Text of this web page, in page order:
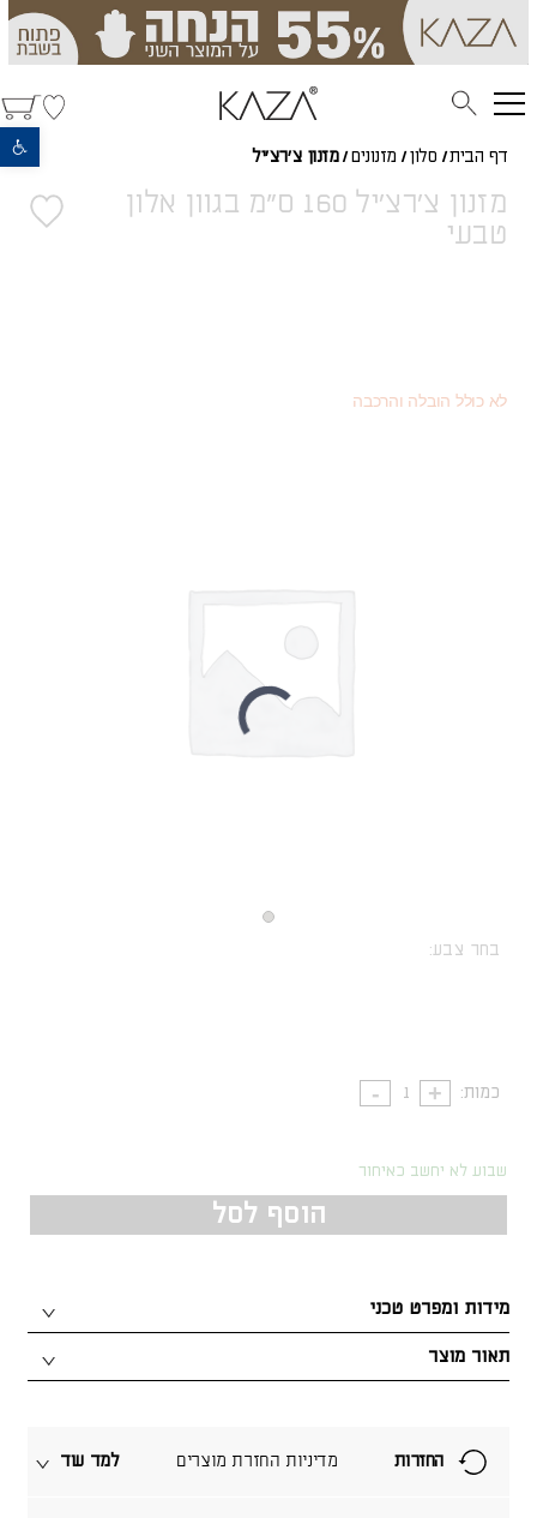
פתח סרגל נגישות
דף הבית/ סלון / מזנונים/ מזנון צ'רצ'יל
מזנון צ'רצ'יל 160 ס"מ בגוון אלון
טבעי
לא כולל הובלה והרכבה
בחר צבע:
כמות:
שבוע לא יחשב כאיחור
הוסף לסל
תאור מוצר
מידות ומפרט טכני
החזרות מדיניות החזרת מוצרים למד עוד